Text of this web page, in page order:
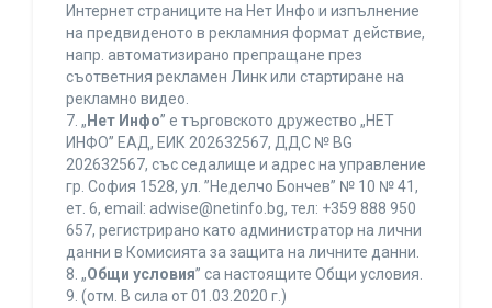
Интернет страниците на Нет Инфо и изпълнение
на предвиденото в рекламния формат действие,
напр. автоматизирано препращане през
съответния рекламен Линк или стартиране на
рекламно видео.
7. „ Нет Инфо” е търговското дружество „НЕТ
ИНФО” ЕАД, ЕИК 202632567, ДДС № BG
202632567, със седалище и адрес на управление
гр. София 1528, ул. ”Неделчо Бончев” № 10 № 41,
ет. 6, еmail: adwise@netinfo.bg, тел: +359 888 950
657, регистрирано като администратор на лични
данни в Комисията за защита на личните данни.
8. „Общи условия” са настоящите Общи условия.
9. (отм. В сила от 01.03.2020 г.)